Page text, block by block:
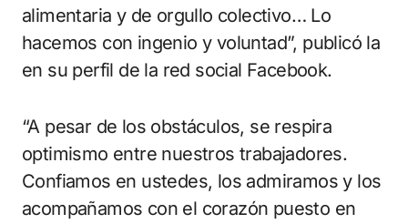
alimentaria y de orgullo colectivo… Lo
hacemos con ingenio y voluntad”, publicó la
en su perfil de la red social Facebook.
“A pesar de los obstáculos, se respira
optimismo entre nuestros trabajadores.
Confiamos en ustedes, los admiramos y los
acompañamos con el corazón puesto en